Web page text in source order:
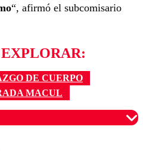
“, afirmó el subcomisario
DE CUERPO
MACUL